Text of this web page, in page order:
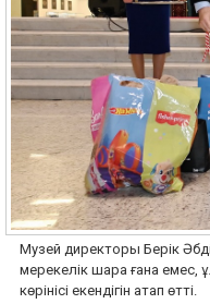
Музей директоры Берік
мерекелік шара ғана емес,
көрінісі екендігін атап өтті.